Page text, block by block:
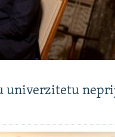
univerzitetu